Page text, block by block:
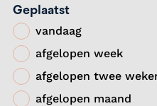
Geplaatst
vandaag
afgelopen week
afgelopen twee
afgelopen maand